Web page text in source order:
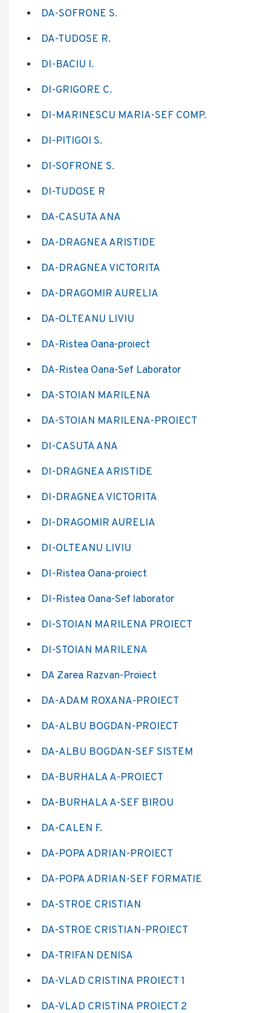
DA-SOFRONE S.
DA-TUDOSE R.
DI-BACIU I.
DI-GRIGORE C.
DI-MARINESCU MARIA-SEF COMP.
DI-PITIGOI S.
DI-SOFRONE S.
DI-TUDOSE R
DA-CASUTA ANA
DA-DRAGNEA ARISTIDE
DA-DRAGNEA VICTORITA
DA-DRAGOMIR AURELIA
DA-OLTEANU LIVIU
DA-Ristea Oana-proiect
DA-Ristea Oana-Sef Laborator
DA-STOIAN MARILENA
DA-STOIAN MARILENA-PROIECT
DI-CASUTA ANA
DI-DRAGNEA ARISTIDE
DI-DRAGNEA VICTORITA
DI-DRAGOMIR AURELIA
DI-OLTEANU LIVIU
DI-Ristea Oana-proiect
DI-Ristea Oana-Sef laborator
DI-STOIAN MARILENA PROIECT
DI-STOIAN MARILENA
DA Zarea Razvan-Proiect
DA-ADAM ROXANA-PROIECT
DA-ALBU BOGDAN-PROIECT
DA-ALBU BOGDAN-SEF SISTEM
DA-BURHALA A-PROIECT
DA-BURHALA A-SEF BIROU
DA-CALEN F.
DA-POPA ADRIAN-PROIECT
DA-POPA ADRIAN-SEF FORMATIE
DA-STROE CRISTIAN
DA-STROE CRISTIAN-PROIECT
DA-TRIFAN DENISA
DA-VLAD CRISTINA PROIECT 1
DA-VLAD CRISTINA PROIECT 2